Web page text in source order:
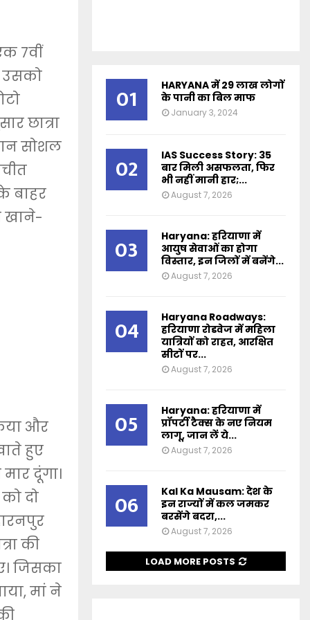
7वीं
उसको
छात्रा
सोशल
बाहर
खाने-
और
हुए
दूंगा।
दो
की
जिसका
मां ने
01
HARYANA में 29 लाख लोगों
के पानी का बिल माफ
January 3, 2024
02
IAS Success Story: 35
बार मिली असफलता, फिर
भी नहीं मानी हार;...
August 7, 2026
03
Haryana: हरियाणा में
आयुष सेवाओं का होगा
विस्तार, इन जिलों में बनेंगे...
August 7, 2026
04
Haryana Roadways:
हरियाणा रोडवेज में महिला
यात्रियों को राहत, आरक्षित
सीटों पर...
August 7, 2026
05
Haryana: हरियाणा में
प्रॉपर्टी टैक्स के नए नियम
लागू, जान लें ये...
August 7, 2026
06
Kal Ka Mausam: देश के
इन राज्यों में कल जमकर
बरसेंगे बदरा,...
August 7, 2026
LOAD MORE POSTS